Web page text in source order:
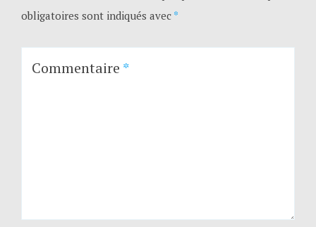
obligatoires sont indiqués avec *
Commentaire *